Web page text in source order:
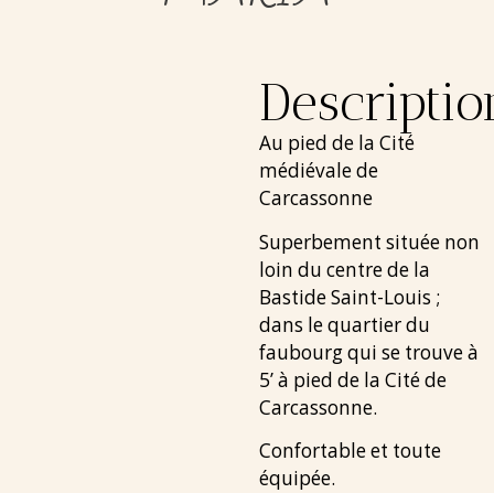
Au pied de la Cité
médiévale de
Carcassonne
Superbement située non
loin du centre de la
Bastide Saint-Louis ;
dans le quartier du
faubourg qui se trouve à
5’ à pied de la Cité de
Carcassonne.
Confortable et toute
équipée.